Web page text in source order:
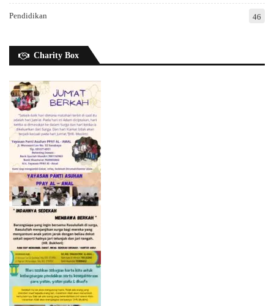
Pendidikan 46
Charity Box